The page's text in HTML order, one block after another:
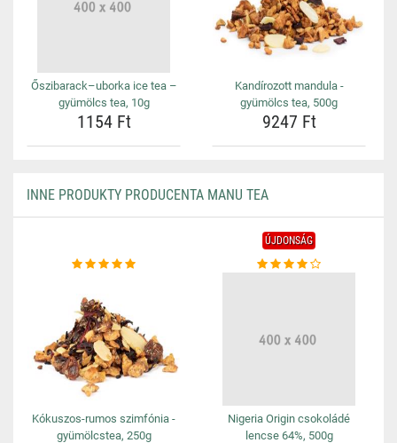
Őszibarack–uborka ice tea –
gyümölcs tea, 10g
1154 Ft
Kandírozott mandula -
gyümölcs tea, 500g
9247 Ft
INNE PRODUKTY PRODUCENTA MANU TEA
Kókuszos-rumos szimfónia -
gyümölcstea, 250g
ÚJDONSÁG
Nigeria Origin csokoládé
lencse 64%, 500g